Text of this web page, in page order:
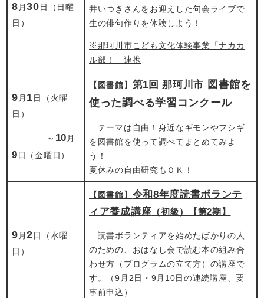
8 月30日（日曜
日）
井いつきさんをお迎えした句会ライブで
生の俳句作りを体験しよう！
※那珂川市こども文化体験事業「ナカカ
ル部！」連携
9 月 1日（火曜
日）
～ 10 月
9日（金曜日）
【図書館】 第1回 那珂川市 図書館を
使った調べる学習コンクール
​ テーマは自由！身近なギモンやフシギ
を図書館を使って調べてまとめてみよ
う！
夏休みの自由研究もＯＫ！
9 月2日（水曜
日）
【図書館】 令和8年度読書ボランテ
ィア養成講座 （初級）【第2期】
​ 読書ボランティアを始めたばかりの人
のための、おはなし会で読む本の組み合
わせ方（プログラムの立て方）の講座で
す。（9月2日・9月10日の連続講座、要
事前申込）